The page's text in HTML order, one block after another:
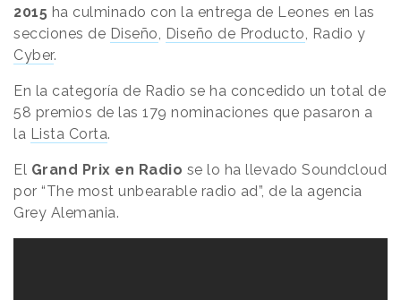
2015 ha culminado con la entrega de Leones en las
secciones de Diseño Diseño de Producto , Radio y
Cyber.
En la categoría de Radio se ha concedido un total de
58 premios de las 179 nominaciones que pasaron a
la Lista Corta.
El Grand Prix en Radio se lo ha llevado Soundcloud
por “The most unbearable radio ad”, de la agencia
Grey Alemania.